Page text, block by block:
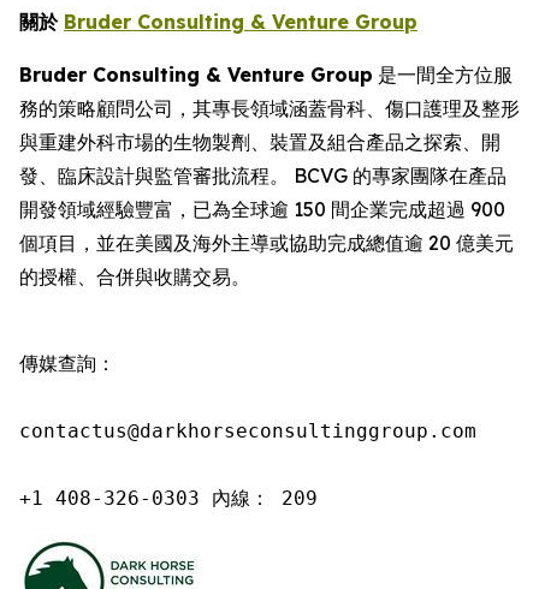
關於 Bruder Consulting & Venture Group
Bruder Consulting & Venture Group 是一間全方位服
務的策略顧問公司，其專長領域涵蓋骨科、傷口護理及整形
與重建外科市場的生物製劑、裝置及組合產品之探索、開
發、臨床設計與監管審批流程。 BCVG 的專家團隊在產品
開發領域經驗豐富，已為全球逾 150 間企業完成超過 900
個項目，並在美國及海外主導或協助完成總值逾 20 億美元
的授權、合併與收購交易。
傳媒查詢：
contactus@darkhorseconsultinggroup.com
+1 408-326-0303 內線： 209